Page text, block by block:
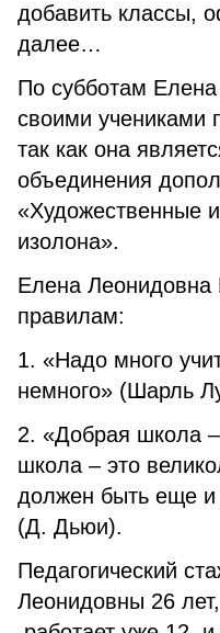
добавить классы,
далее…
По субботам
своими учениками
так как она
объединения
«Художественные
изолона».
Елена Леонидовна
правилам:
1. «Надо много
немного» (Шарль
2. «Добрая школа
школа – это
должен быть еще и
(Д. Дьюи).
Педагогический
Леонидовны 26